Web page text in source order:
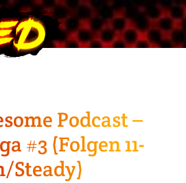
Podcast –
#3 (Folgen 11-
Steady)